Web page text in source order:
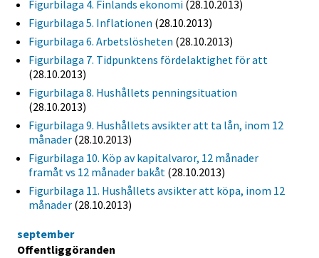
Figurbilaga 4. Finlands ekonomi (28.10.2013)
Figurbilaga 5. Inflationen (28.10.2013)
Figurbilaga 6. Arbetslösheten (28.10.2013)
Figurbilaga 7. Tidpunktens fördelaktighet för att
(28.10.2013)
Figurbilaga 8. Hushållets penningsituation
(28.10.2013)
Figurbilaga 9. Hushållets avsikter att ta lån, inom 12
månader (28.10.2013)
Figurbilaga 10. Köp av kapitalvaror, 12 månader
framåt vs 12 månader bakåt (28.10.2013)
Figurbilaga 11. Hushållets avsikter att köpa, inom 12
månader (28.10.2013)
september
Offentliggöranden